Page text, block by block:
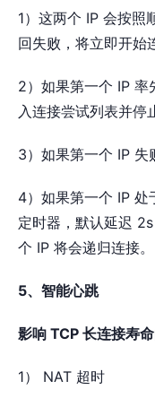
1）这两个 IP 会按照
回失败，将立即开始
2）如果第一个 IP 率
入连接尝试列表并停
3）如果第一个 IP 失
4）如果第一个 IP
定时器，默认延迟
个 IP 将会递归连接。
5、智能心跳
影响 TCP 长连接寿命
1） NAT 超时